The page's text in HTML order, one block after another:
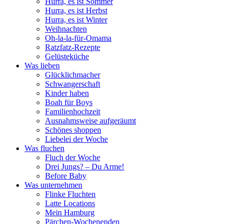
Hurra, es ist Herbst
Hurra, es ist Winter
Weihnachten
Oh-la-la-für-Omama
Ratzfatz-Rezepte
Gelüsteküche
Was lieben
Glücklichmacher
Schwangerschaft
Kinder haben
Boah für Boys
Familienhochzeit
Ausnahmsweise aufgeräumt
Schönes shoppen
Liebelei der Woche
Was fluchen
Fluch der Woche
Drei Jungs? – Du Arme!
Before Baby
Was unternehmen
Flinke Fluchten
Latte Locations
Mein Hamburg
Pärchen-Wochenenden